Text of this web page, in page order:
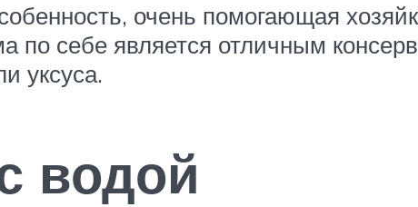
очень помогающая
по себе является отличным
уксуса.
водой